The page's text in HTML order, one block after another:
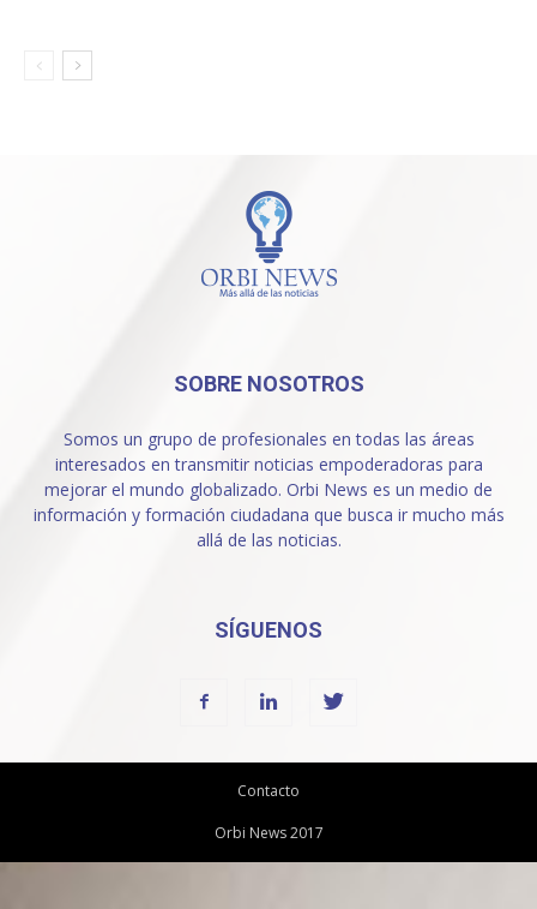
SOBRE NOSOTROS
Somos un grupo de profesionales en todas las áreas
interesados en transmitir noticias empoderadoras para
mejorar el mundo globalizado. Orbi News es un medio de
información y formación ciudadana que busca ir mucho más
allá de las noticias.
SÍGUENOS
Contacto
Orbi News 2017